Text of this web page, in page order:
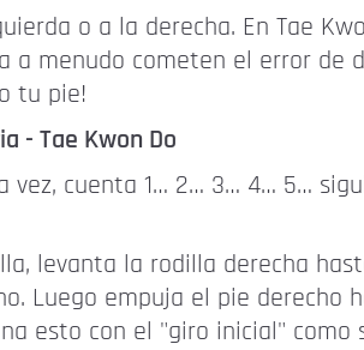
o a la derecha. En Tae
a menudo cometen el error
tu pie!
- Tae Kwon Do
cuenta 1… 2… 3… 4… 5…
levanta la rodilla derecha
Luego empuja el pie derecho
esto con el "giro inicial" como